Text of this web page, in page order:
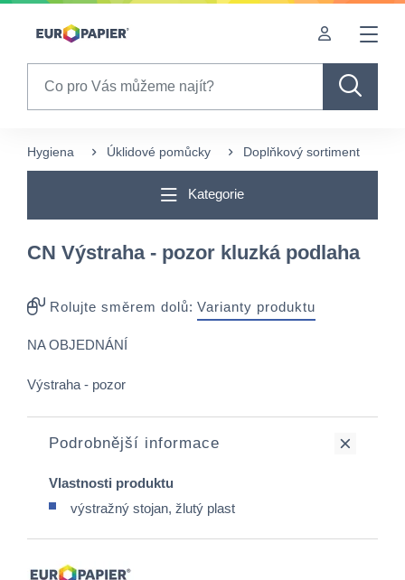
Table Of Content
Hygiena Úklidové pomůcky Doplňkový sortiment
Kategorie
CN Výstraha - pozor kluzká podlaha
Rolujte směrem dolů: Varianty produktu
NA OBJEDNÁNÍ
Výstraha - pozor
Podrobnější informace
Vlastnosti produktu
výstražný stojan, žlutý plast